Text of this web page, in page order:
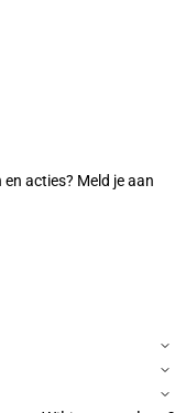
acties? Meld je aan